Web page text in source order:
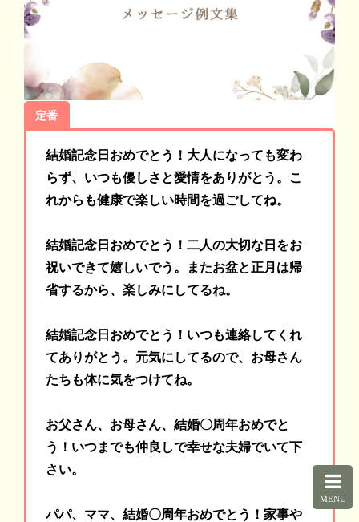
定番
結婚記念日おめでとう！大人になっても変わ
らず、いつも優しさと愛情をありがとう。こ
れからも健康で楽しい時間を過ごしてね。
結婚記念日おめでとう！二人の大切な日をお
祝いできて嬉しいでう。またお盆と正月は帰
省するから、楽しみにしてるね。
結婚記念日おめでとう！いつも連絡してくれ
てありがとう。元気にしてるので、お母さん
たちも体に気をつけてね。
お父さん、お母さん、結婚〇周年おめでと
う！いつまでも仲良しで幸せな夫婦でいて下
さい。
パパ、ママ、結婚〇周年おめでとう！家事や
MENU